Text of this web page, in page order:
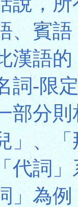
、賓
漢語
詞-限
部分
」、
代詞
」為